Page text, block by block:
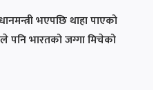
भएपछि थाहा पाएको
पनि भारतको जग्गा मिचेको